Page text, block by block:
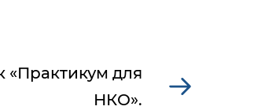
для
НКО».